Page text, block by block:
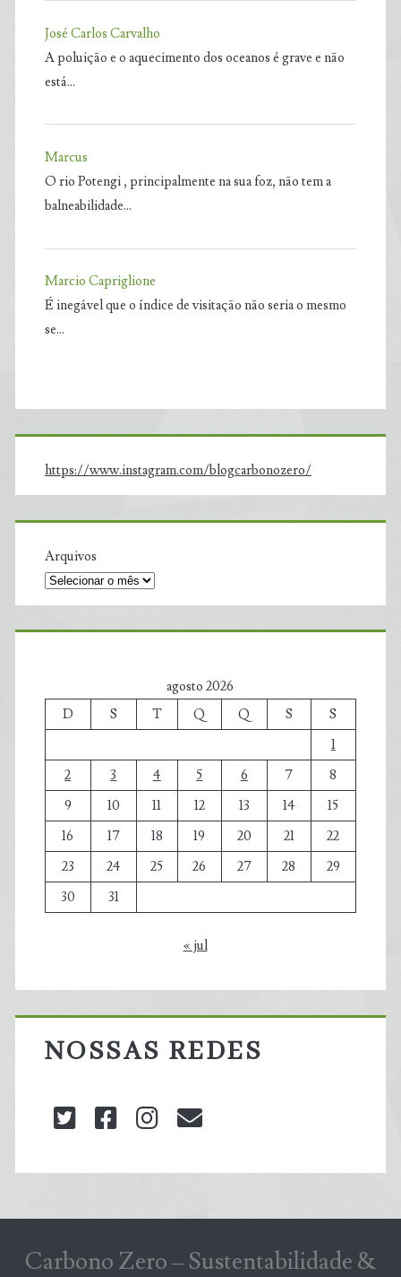
José Carlos Carvalho
A poluição e o aquecimento dos oceanos é grave e não
está…
Marcus
O rio Potengi , principalmente na sua foz, não tem a
balneabilidade…
Marcio Capriglione
É inegável que o índice de visitação não seria o mesmo
se…
https://www.instagram.com/blogcarbonozero/
Arquivos
agosto 2026
D
S T Q Q S
S
1
2
3 4 5 6 7
8
9
10 11 12 13 14
15
16
17 18 19 20 21
22
23
24 25 26 27 28
29
30
31
« jul
NOSSAS REDES
twitterfacebookinstagram
Carbono Zero – Sustentabilidade &